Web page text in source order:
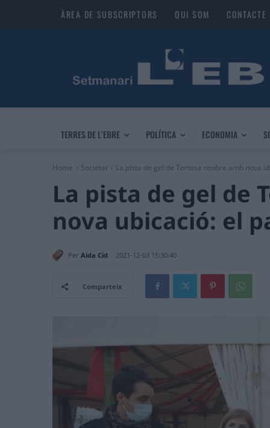
ÀREA DE SUBSCRIPTORS QUI SOM CONTACTE
TERRES DE L’EBRE POLÍTICA ECONOMIA
Home Societat La pista de gel de Tortosa reobre amb nova
La pista de gel de
nova ubicació: el
Per Aida Cid 2021-12-03 15:30:40
Comparteix